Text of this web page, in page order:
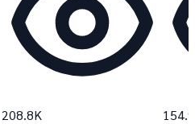
208.8K